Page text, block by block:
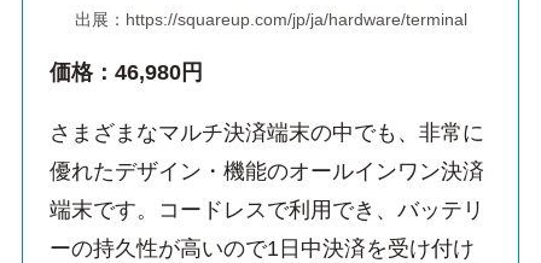
出展：https://squareup.com/jp/ja/hardware/terminal
価格：46,980円
さまざまなマルチ決済端末の中でも、非常に
優れたデザイン・機能のオールインワン決済
端末です。コードレスで利用でき、バッテリ
ーの持久性が高いので1日中決済を受け付け